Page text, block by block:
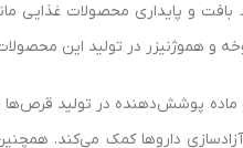
و پایداری محصولات غذایی
و هموژنیزر در تولید این
پوشش‌دهنده در تولید قرص‌ها
داروها کمک می‌کند.